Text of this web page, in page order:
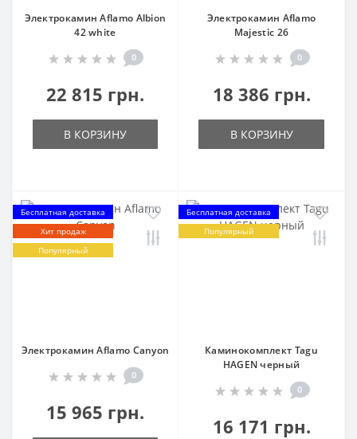
Электрокамин Aflamo Albion
42 white
0
22 815 грн.
В КОРЗИНУ
Электрокамин Aflamo
Majestic 26
0
18 386 грн.
В КОРЗИНУ
Бесплатная доставка
Хит продаж
Популярный
Электрокамин Aflamo Canyon
0
15 965 грн.
Бесплатная доставка
Популярный
Каминокомплект Tagu
HAGEN черный
0
16 171 грн.